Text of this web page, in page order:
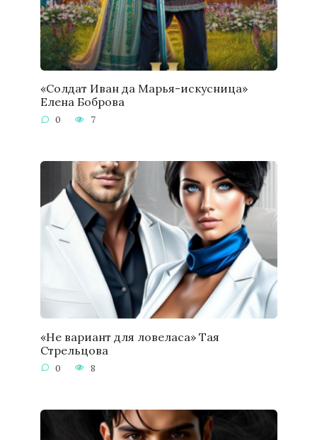
«Солдат Иван да Марья-искусница»
Елена Боброва
0 7
«Не вариант для ловеласа» Тая
Стрельцова
0 8